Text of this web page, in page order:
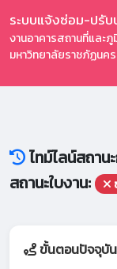
ระบบแจ้งซ่อม-ปรั
งานอาคารสถานที่และ
มหาวิทยาลัยราชภัฏนค
ไทม์ไลน์สถาน
สถานะใบงาน:
ขั้นตอนปัจจุบั